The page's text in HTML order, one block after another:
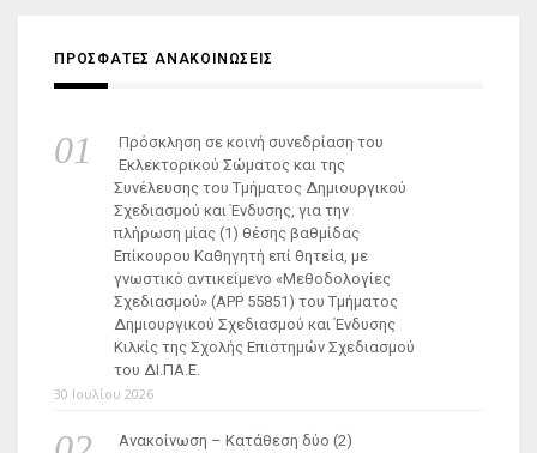
ΠΡΟΣΦΑΤΕΣ ΑΝΑΚΟΙΝΩΣΕΙΣ
Πρόσκληση σε κοινή συνεδρίαση του
Εκλεκτορικού Σώματος και της
Συνέλευσης του Τμήματος Δημιουργικού
Σχεδιασμού και Ένδυσης, για την
πλήρωση μίας (1) θέσης βαθμίδας
Επίκουρου Καθηγητή επί θητεία, με
γνωστικό αντικείμενο «Μεθοδολογίες
Σχεδιασμού» (ΑΡΡ 55851) του Τμήματος
Δημιουργικού Σχεδιασμού και Ένδυσης
Κιλκίς της Σχολής Επιστημών Σχεδιασμού
του ΔΙ.ΠΑ.Ε.
30 Ιουλίου 2026
Ανακοίνωση – Κατάθεση δύο (2)